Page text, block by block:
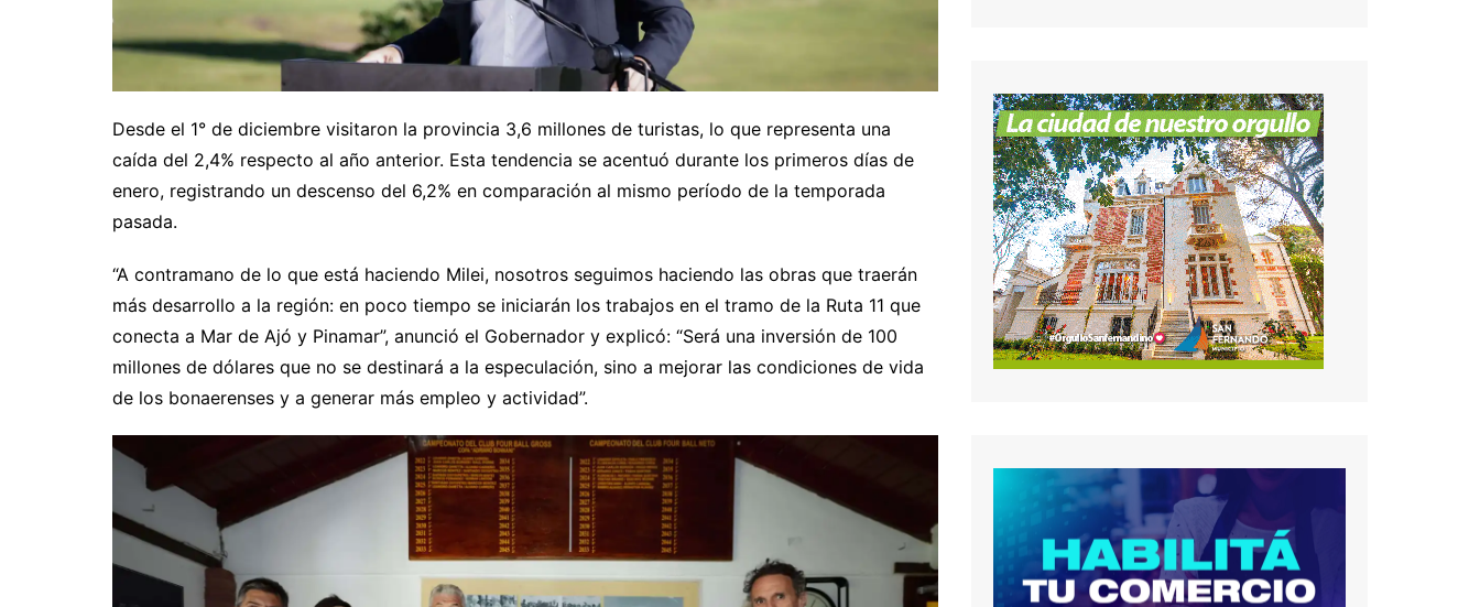
Desde el 1° de diciembre visitaron la provincia 3,6 millones de turistas, lo que representa una
caída del 2,4% respecto al año anterior. Esta tendencia se acentuó durante los primeros días de
enero, registrando un descenso del 6,2% en comparación al mismo período de la temporada
pasada.
“A contramano de lo que está haciendo Milei, nosotros seguimos haciendo las obras que traerán
más desarrollo a la región: en poco tiempo se iniciarán los trabajos en el tramo de la Ruta 11 que
conecta a Mar de Ajó y Pinamar”, anunció el Gobernador y explicó: “Será una inversión de 100
millones de dólares que no se destinará a la especulación, sino a mejorar las condiciones de vida
de los bonaerenses y a generar más empleo y actividad”.